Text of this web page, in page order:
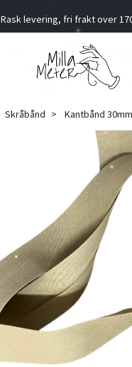
Rask levering, fri frakt over
Skråbånd Kantbånd